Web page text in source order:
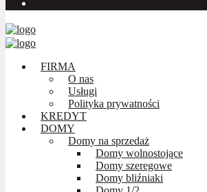
FIRMA
O nas
Usługi
Polityka prywatności
KREDYT
DOMY
Domy na sprzedaż
Domy wolnostojące
Domy szeregowe
Domy bliźniaki